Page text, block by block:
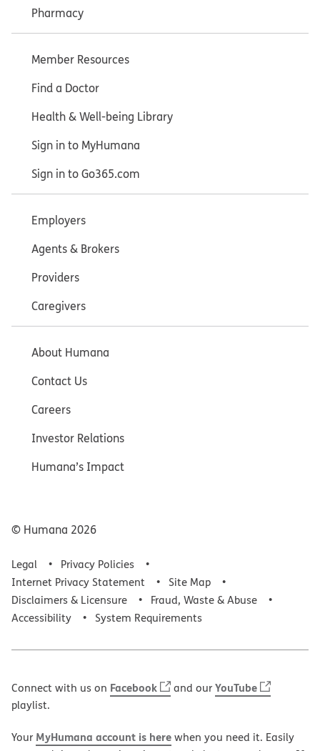
Pharmacy
Member Resources
Find a Doctor
Health & Well-being Library
Sign in to MyHumana
Sign in to Go365.com
Employers
Agents & Brokers
Providers
Caregivers
About Humana
Contact Us
Careers
Investor Relations
Humana’s Impact
© Humana 2026
Legal
Privacy Policies
Internet Privacy Statement
Site Map
Disclaimers & Licensure
Fraud, Waste & Abuse
Accessibility
System Requirements
Connect with us on Facebook and ourYouTube
playlist.
Your MyHumana account is herewhen you need it. Easily